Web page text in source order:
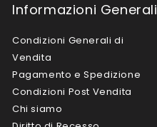
Informazioni Generali
Condizioni Generali di
Vendita
Pagamento e Spedizione
Condizioni Post Vendita
Chi siamo